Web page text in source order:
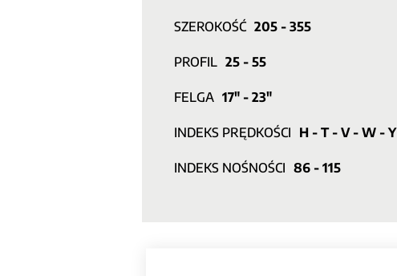
SZEROKOŚĆ 205 - 355
PROFIL 25 - 55
FELGA 17" - 23"
INDEKS PRĘDKOŚCI H - T - V - W - Y
INDEKS NOŚNOŚCI 86 - 115